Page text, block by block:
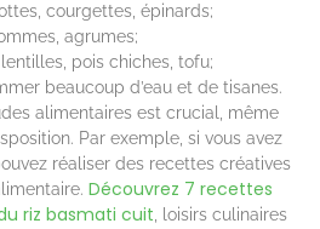
courgettes, épinards;
agrumes;
lentilles, pois chiches, tofu;
beaucoup d’eau et de tisanes.
alimentaires est crucial, même
Par exemple, si vous avez
réaliser des recettes créatives
Découvrez 7 recettes
riz basmati cuit , loisirs culinaires